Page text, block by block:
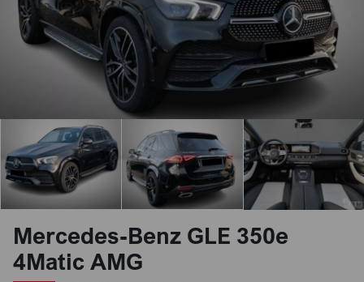
Mercedes-Benz GLE 350e
4Matic AMG